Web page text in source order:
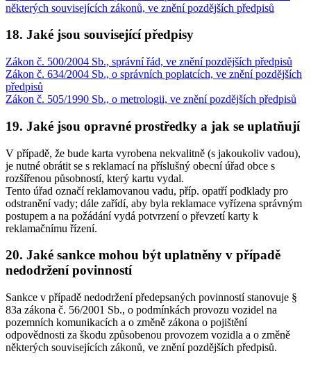
některých souvisejících zákonů, ve znění pozdějších předpisů
18. Jaké jsou související předpisy
Zákon č. 500/2004 Sb., správní řád, ve znění pozdějších předpisů
Zákon č. 634/2004 Sb., o správních poplatcích, ve znění pozdějších
předpisů
Zákon č. 505/1990 Sb., o metrologii, ve znění pozdějších předpisů
19. Jaké jsou opravné prostředky a jak se uplatňují
V případě, že bude karta vyrobena nekvalitně (s jakoukoliv vadou),
je nutné obrátit se s reklamací na příslušný obecní úřad obce s
rozšířenou působností, který kartu vydal.
Tento úřad označí reklamovanou vadu, příp. opatří podklady pro
odstranění vady; dále zařídí, aby byla reklamace vyřízena správným
postupem a na požádání vydá potvrzení o převzetí karty k
reklamačnímu řízení.
20. Jaké sankce mohou být uplatněny v případě
nedodržení povinností
Sankce v případě nedodržení předepsaných povinností stanovuje §
83a zákona č. 56/2001 Sb., o podmínkách provozu vozidel na
pozemních komunikacích a o změně zákona o pojištění
odpovědnosti za škodu způsobenou provozem vozidla a o změně
některých souvisejících zákonů, ve znění pozdějších předpisů.